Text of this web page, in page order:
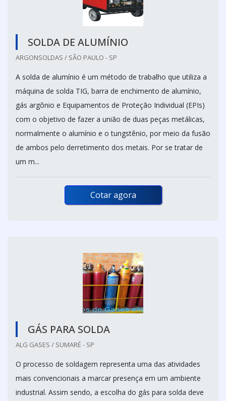
SOLDA DE ALUMÍNIO
ARGONSOLDAS / SÃO PAULO - SP
A solda de alumínio é um método de trabalho que utiliza a
máquina de solda TIG, barra de enchimento de alumínio,
gás argônio e Equipamentos de Proteção Individual (EPIs)
com o objetivo de fazer a união de duas peças metálicas,
normalmente o alumínio e o tungstênio, por meio da fusão
de ambos pelo derretimento dos metais. Por se tratar de
um m...
Cotar agora
GÁS PARA SOLDA
ALG GASES / SUMARÉ - SP
O processo de soldagem representa uma das atividades
mais convencionais a marcar presença em um ambiente
industrial. Assim sendo, a escolha do gás para solda deve